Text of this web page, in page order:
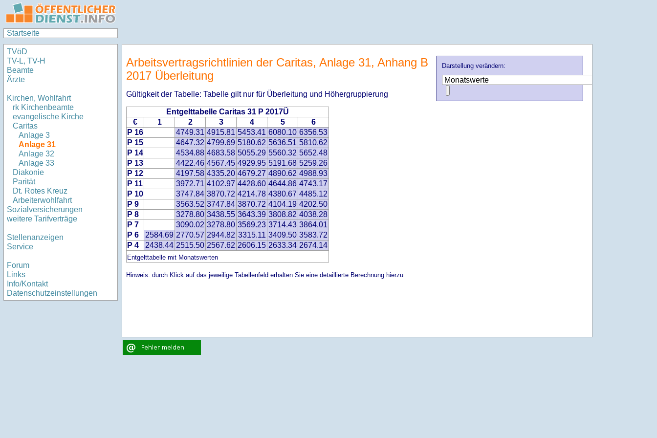
Startseite
TVöD
TV-L, TV-H
Beamte
Ärzte
Kirchen, Wohlfahrt
rk Kirchenbeamte
evangelische Kirche
Caritas
Anlage 3
Anlage 31
Anlage 32
Anlage 33
Diakonie
Parität
Dt. Rotes Kreuz
Arbeiterwohlfahrt
Sozialversicherungen
weitere Tarifverträge
Stellenanzeigen
Service
Forum
Links
Info/Kontakt
Datenschutzeinstellungen
Darstellung verändern:
Arbeitsvertragsrichtlinien der Caritas, Anlage 31, Anhang B
2017 Überleitung
Gültigkeit der Tabelle: Tabelle gilt nur für Überleitung und Höhergruppierung
Entgelttabelle Caritas 31 P 2017Ü
€
1 2 3 4 5
6
P 16
4749.31 4915.81 5453.41 6080.10 6356.53
P 15
4647.32 4799.69 5180.62 5636.51 5810.62
P 14
4534.88 4683.58 5055.29 5560.32 5652.48
P 13
4422.46 4567.45 4929.95 5191.68 5259.26
P 12
4197.58 4335.20 4679.27 4890.62 4988.93
P 11
3972.71 4102.97 4428.60 4644.86 4743.17
P 10
3747.84 3870.72 4214.78 4380.67 4485.12
P 9
3563.52 3747.84 3870.72 4104.19 4202.50
P 8
3278.80 3438.55 3643.39 3808.82 4038.28
P 7
3090.02 3278.80 3569.23 3714.43 3864.01
P 6
2584.69 2770.57 2944.82 3315.11 3409.50 3583.72
P 4
2438.44 2515.50 2567.62 2606.15 2633.34 2674.14
Entgelttabelle mit Monatswerten
Hinweis: durch Klick auf das jeweilige Tabellenfeld erhalten Sie eine detaillierte Berechnung hierzu